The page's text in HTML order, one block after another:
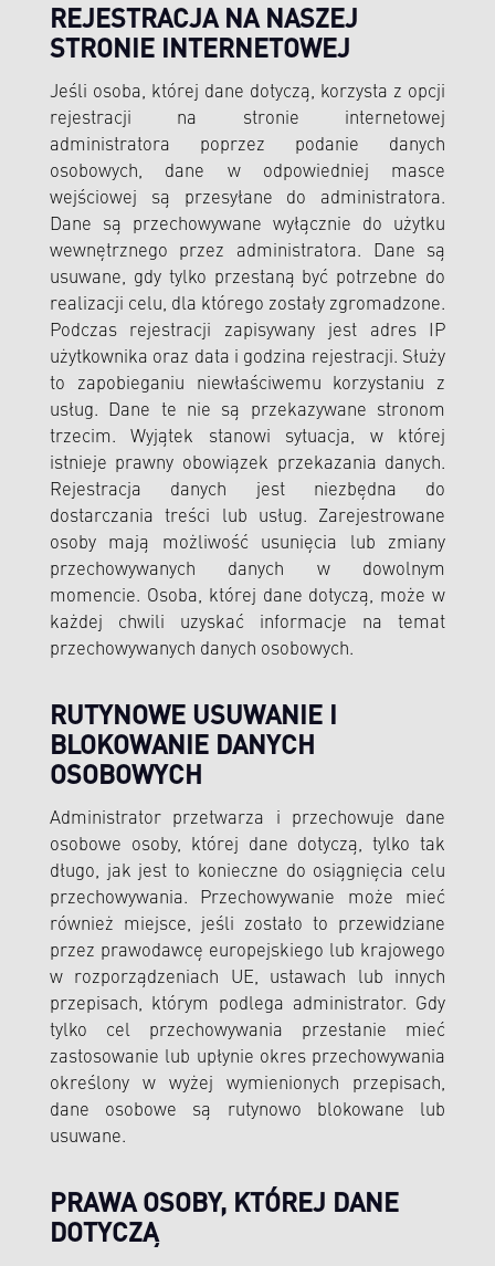
REJESTRACJA NA NASZEJ
STRONIE INTERNETOWEJ
Jeśli osoba, której dane dotyczą, korzysta z opcji
rejestracji na stronie internetowej
administratora poprzez podanie danych
osobowych, dane w odpowiedniej masce
wejściowej są przesyłane do administratora.
Dane są przechowywane wyłącznie do użytku
wewnętrznego przez administratora. Dane są
usuwane, gdy tylko przestaną być potrzebne do
realizacji celu, dla którego zostały zgromadzone.
Podczas rejestracji zapisywany jest adres IP
użytkownika oraz data i godzina rejestracji. Służy
to zapobieganiu niewłaściwemu korzystaniu z
usług. Dane te nie są przekazywane stronom
trzecim. Wyjątek stanowi sytuacja, w której
istnieje prawny obowiązek przekazania danych.
Rejestracja danych jest niezbędna do
dostarczania treści lub usług. Zarejestrowane
osoby mają możliwość usunięcia lub zmiany
przechowywanych danych w dowolnym
momencie. Osoba, której dane dotyczą, może w
każdej chwili uzyskać informacje na temat
przechowywanych danych osobowych.
RUTYNOWE USUWANIE I
BLOKOWANIE DANYCH
OSOBOWYCH
Administrator przetwarza i przechowuje dane
osobowe osoby, której dane dotyczą, tylko tak
długo, jak jest to konieczne do osiągnięcia celu
przechowywania. Przechowywanie może mieć
również miejsce, jeśli zostało to przewidziane
przez prawodawcę europejskiego lub krajowego
w rozporządzeniach UE, ustawach lub innych
przepisach, którym podlega administrator. Gdy
tylko cel przechowywania przestanie mieć
zastosowanie lub upłynie okres przechowywania
określony w wyżej wymienionych przepisach,
dane osobowe są rutynowo blokowane lub
usuwane.
PRAWA OSOBY, KTÓREJ DANE
DOTYCZĄ